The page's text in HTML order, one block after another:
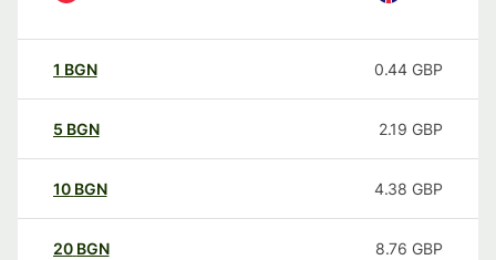
1 BGN 0.44 GBP
5 BGN 2.19 GBP
10 BGN 4.38 GBP
20 BGN 8.76 GBP